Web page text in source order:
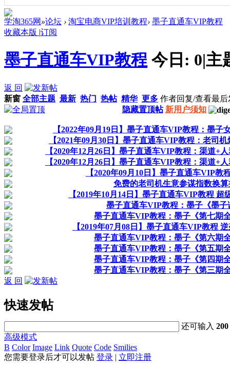
学淘365网 »论坛 › 淘宝电商VIP培训教程› 墨子直通车VIP教程
收藏本版 |订阅
墨子直通车VIP教程 今日: 0|主
返 回
新窗 全部主题 最新 热门 热帖 精华 更多 作者回复/查看最后
隐藏置顶帖 新用户须知
【2022年09月19日】墨子直通车VIP教程：墨子
【2021年09月30日】墨子直通车VIP教程：老司
【2020年12月26日】墨子直通车VIP教程：渠道+
【2020年12月26日】墨子直通车VIP教程：渠道+
【2020年09月10日】墨子直通车VIP教
免费的老司机生意参谋指数换
【2019年10月14日】墨子直通车VIP教程 超
墨子直通车VIP教程：墨子《墨子
墨子直通车VIP教程：墨子《第七期
【2019年07月08日】墨子直通车VIP教程
墨子直通车VIP教程：墨子《第六期
墨子直通车VIP教程：墨子《第五期
墨子直通车VIP教程：墨子《第四期
墨子直通车VIP教程：墨子《第三期
返 回
快速发帖
还可输入200
高级模式
B Color Image Link Quote Code Smilies
您需要登录后才可以发帖 登录 | 立即注册